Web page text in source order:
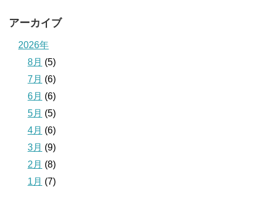
アーカイブ
2026年
8月 (5)
7月 (6)
6月 (6)
5月 (5)
4月 (6)
3月 (9)
2月 (8)
1月 (7)